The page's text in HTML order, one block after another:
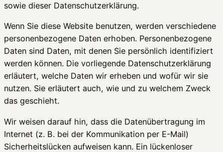
sowie dieser Datenschutzerklärung.
Wenn Sie diese Website benutzen, werden verschiedene
personenbezogene Daten erhoben. Personenbezogene
Daten sind Daten, mit denen Sie persönlich identifiziert
werden können. Die vorliegende Datenschutzerklärung
erläutert, welche Daten wir erheben und wofür wir sie
nutzen. Sie erläutert auch, wie und zu welchem Zweck
das geschieht.
Wir weisen darauf hin, dass die Datenübertragung im
Internet (z. B. bei der Kommunikation per E-Mail)
Sicherheitslücken aufweisen kann. Ein lückenloser